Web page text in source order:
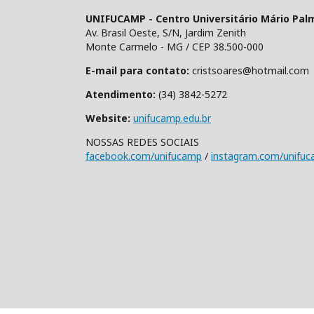
UNIFUCAMP - Centro Universitário Mário
Av. Brasil Oeste, S/N, Jardim Zenith
Monte Carmelo - MG / CEP 38.500-000
E-mail para contato: cristsoares@hotmail.com
Atendimento: (34) 3842-5272
Website: unifucamp.edu.br
NOSSAS REDES SOCIAIS
facebook.com/unifucamp / instagram.com/